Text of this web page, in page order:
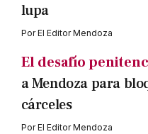
lupa
PorEl Editor Mendoza
El desafío
a Mendoza para
cárceles
PorEl Editor Mendoza